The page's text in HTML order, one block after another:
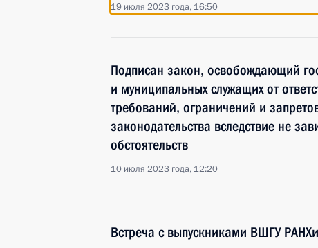
19 июля 2023 года, 16:50
Подписан закон, освобождающий
и муниципальных служащих от
требований, ограничений и
законодательства вследствие не
обстоятельств
10 июля 2023 года, 12:20
Встреча с выпускниками ВШГУ